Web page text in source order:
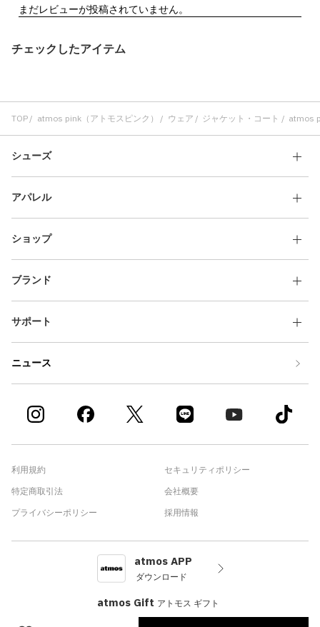
チェックしたアイテム
TOP atmos pink（アトモスピンク） ウェア ジャケット・コート atmos
シューズ
アパレル
ショップ
ブランド
サポート
ニュース
利用規約
特定商取引法
プライバシーポリシー
セキュリティポリシー
会社概要
採用情報
atmos APP
ダウンロード
atmos Gift アトモス ギフト